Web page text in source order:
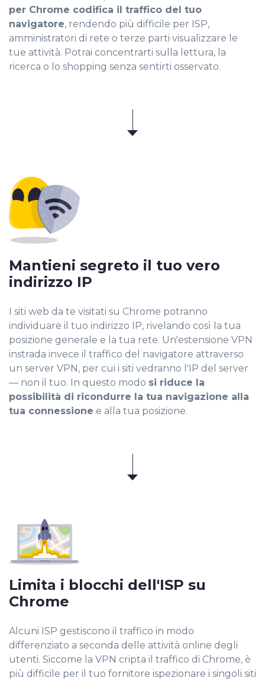
per Chrome codifica il traffico del tuo
navigatore, rendendo più difficile per ISP,
amministratori di rete o terze parti visualizzare le
tue attività. Potrai concentrarti sulla lettura, la
ricerca o lo shopping senza sentirti osservato.
Mantieni segreto il tuo vero
indirizzo IP
I siti web da te visitati su Chrome potranno
individuare il tuo indirizzo IP, rivelando così la tua
posizione generale e la tua rete. Un'estensione VPN
instrada invece il traffico del navigatore attraverso
un server VPN, per cui i siti vedranno l'IP del server
— non il tuo. In questo modo si riduce la
possibilità di ricondurre la tua navigazione alla
tua connessione e alla tua posizione.
Alcuni ISP gestiscono il traffico in modo
differenziato a seconda delle attività online degli
utenti. Siccome la VPN cripta il traffico di Chrome, è
più difficile per il tuo fornitore ispezionare i singoli siti
Limita i blocchi dell'ISP su
Chrome